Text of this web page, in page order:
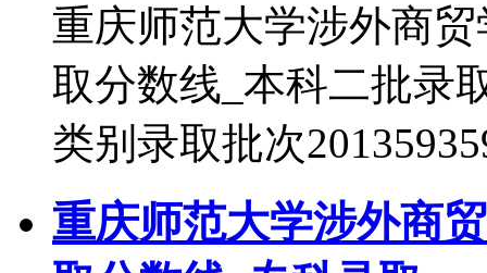
重庆师范大学涉外商
取分数线_本科二批录
类别录取批次
重庆师范大学涉外商